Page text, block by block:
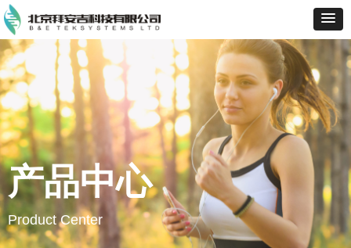
产品中心
Product Center